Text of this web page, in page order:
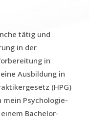
tätig und
in der
in
Ausbildung in
(HPG)
mein Psychologie-
Bachelor-